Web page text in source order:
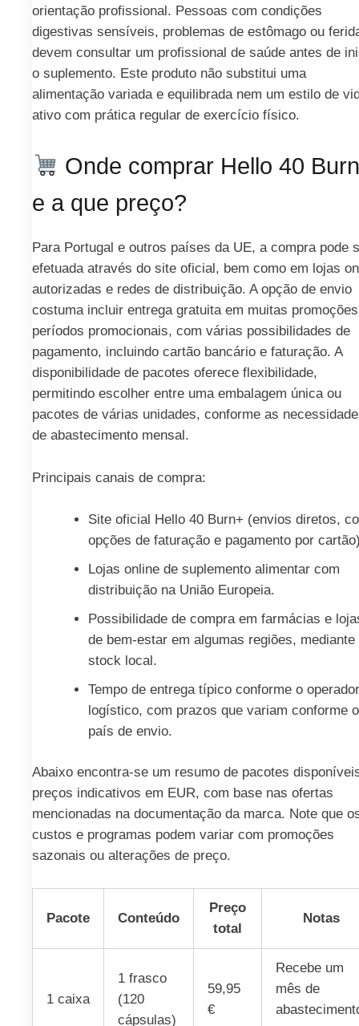
orientação profissional. Pessoas com condições
digestivas sensíveis, problemas de estômago ou
devem consultar um profissional de saúde antes de
o suplemento. Este produto não substitui uma
alimentação variada e equilibrada nem um estilo de
ativo com prática regular de exercício físico.
Onde comprar Hello 40
e a que preço?
Para Portugal e outros países da UE, a compra pode
efetuada através do site oficial, bem como em lojas
autorizadas e redes de distribuição. A opção de envio
costuma incluir entrega gratuita em muitas
períodos promocionais, com várias possibilidades de
pagamento, incluindo cartão bancário e faturação. A
disponibilidade de pacotes oferece flexibilidade,
permitindo escolher entre uma embalagem única ou
pacotes de várias unidades, conforme as
de abastecimento mensal.
Principais canais de compra:
Site oficial Hello 40 Burn+ (envios diretos,
opções de faturação e pagamento por
Lojas online de suplemento alimentar com
distribuição na União Europeia.
Possibilidade de compra em farmácias e
de bem-estar em algumas regiões, mediante
stock local.
Tempo de entrega típico conforme o operador
logístico, com prazos que variam conforme o
país de envio.
Abaixo encontra-se um resumo de pacotes
preços indicativos em EUR, com base nas ofertas
mencionadas na documentação da marca. Note que
custos e programas podem variar com promoções
sazonais ou alterações de preço.
Pacote Conteúdo
Preço
total
Notas
1 caixa
1 frasco
(120
cápsulas)
59,95
€
Recebe um
mês de